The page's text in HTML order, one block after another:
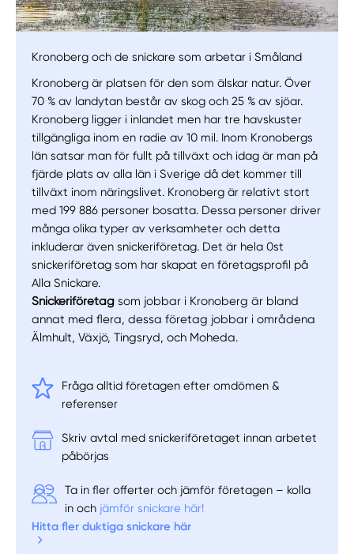
Kronoberg och de snickare som arbetar i Småland
Kronoberg är platsen för den som älskar natur. Över
70 % av landytan består av skog och 25 % av sjöar.
Kronoberg ligger i inlandet men har tre havskuster
tillgängliga inom en radie av 10 mil. Inom Kronobergs
län satsar man för fullt på tillväxt och idag är man på
fjärde plats av alla län i Sverige då det kommer till
tillväxt inom näringslivet. Kronoberg är relativt stort
med 199 886 personer bosatta. Dessa personer driver
många olika typer av verksamheter och detta
inkluderar även snickeriföretag. Det är hela 0st
snickeriföretag som har skapat en företagsprofil på
Alla Snickare.
Snickeriföretag som jobbar i Kronoberg är bland
annat med flera, dessa företag jobbar i områdena
Älmhult, Växjö, Tingsryd, och Moheda.
Fråga alltid företagen efter omdömen &
referenser
Skriv avtal med snickeriföretaget innan arbetet
påbörjas
Ta in fler offerter och jämför företagen – kolla
in och jämför snickare här!
Hitta fler duktiga snickare här